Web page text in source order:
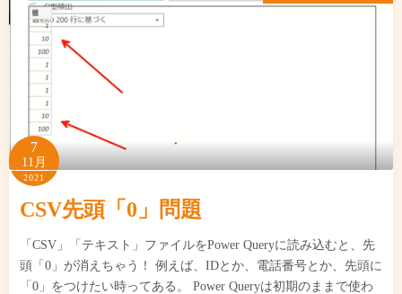
7
11月
2021
CSV先頭「0」問題
「CSV」「テキスト」ファイルをPower Queryに読み込むと、先
頭「0」が消えちゃう！ 例えば、IDとか、電話番号とか、先頭に
「0」をつけたい時ってある。 Power Queryは初期のままで使わ